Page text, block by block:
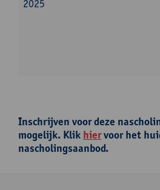
2025
Inschrijven voor deze
mogelijk. Klik hiervoor het
nascholingsaanbod.